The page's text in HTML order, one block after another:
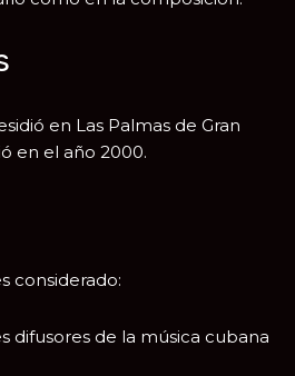
en Las Palmas de Gran
en el año 2000.
considerado:
difusores de la música cubana